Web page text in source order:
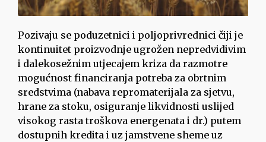
Pozivaju se poduzetnici i poljoprivrednici čiji je
kontinuitet proizvodnje ugrožen nepredvidivim
i dalekosežnim utjecajem kriza da razmotre
mogućnost financiranja potreba za obrtnim
sredstvima (nabava repromaterijala za sjetvu,
hrane za stoku, osiguranje likvidnosti uslijed
visokog rasta troškova energenata i dr.) putem
dostupnih kredita i uz jamstvene sheme uz